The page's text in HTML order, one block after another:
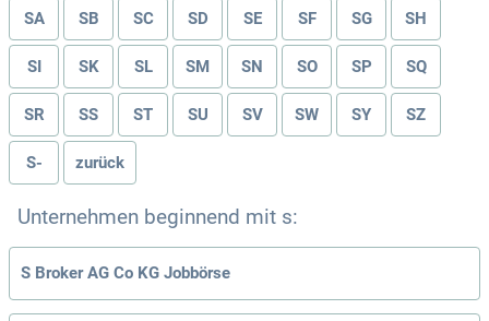
SA SB SC SD SE SF SG SH
SI SK SL SM SN SO SP SQ
SR SS ST SU SV SW SY SZ
S- zurück
Unternehmen beginnend mit s:
S Broker AG Co KG Jobbörse